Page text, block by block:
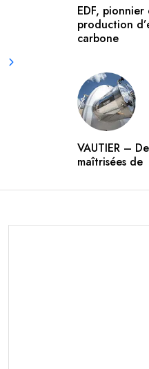
EDF, pionnier
production
carbone
VAUTIER –
maîtrisées de